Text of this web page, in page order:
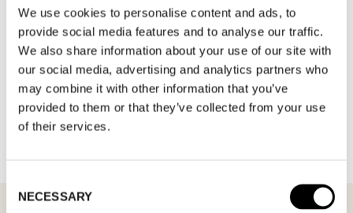
We use cookies to personalise content and ads, to
provide social media features and to analyse our traffic.
We also share information about your use of our site with
our social media, advertising and analytics partners who
may combine it with other information that you’ve
provided to them or that they’ve collected from your use
of their services.
Selection
NECESSARY
TILLBAKA TILL VARUMÄRKEN